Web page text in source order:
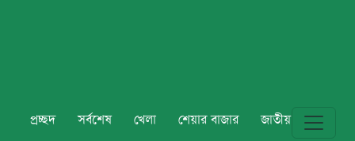
প্রচ্ছদ সর্বশেষ খেলা শেয়ার বাজার জাতীয় বিশ্ব